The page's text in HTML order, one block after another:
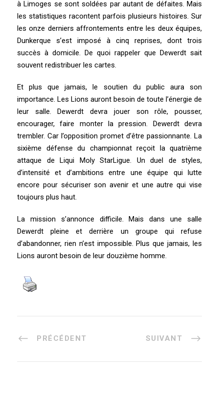
à Limoges se sont soldées par autant de défaites. Mais
les statistiques racontent parfois plusieurs histoires. Sur
les onze derniers affrontements entre les deux équipes,
Dunkerque s’est imposé à cinq reprises, dont trois
succès à domicile. De quoi rappeler que Dewerdt sait
souvent redistribuer les cartes.
Et plus que jamais, le soutien du public aura son
importance. Les Lions auront besoin de toute l’énergie de
leur salle. Dewerdt devra jouer son rôle, pousser,
encourager, faire monter la pression. Dewerdt devra
trembler. Car l’opposition promet d’être passionnante. La
sixième défense du championnat reçoit la quatrième
attaque de Liqui Moly StarLigue. Un duel de styles,
d’intensité et d’ambitions entre une équipe qui lutte
encore pour sécuriser son avenir et une autre qui vise
toujours plus haut.
La mission s’annonce difficile. Mais dans une salle
Dewerdt pleine et derrière un groupe qui refuse
d’abandonner, rien n’est impossible. Plus que jamais, les
Lions auront besoin de leur douzième homme.
PRÉCÉDENT SUIVANT